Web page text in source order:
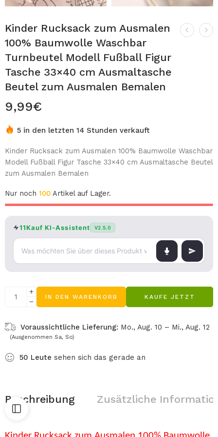
Kinder Rucksack zum Ausmalen
100% Baumwolle Waschbar
Turnbeutel Modell Fußball Figur
Tasche 33×40 cm Ausmaltasche
Beutel zum Ausmalen Bemalen
9,99€
5 in den letzten 14 Stunden verkauft
Kinder Rucksack zum Ausmalen 100% Baumwolle Waschbar
Modell Fußball Figur Tasche 33×40 cm Ausmaltasche Beutel
zum Ausmalen Bemalen
Nur noch 100 Artikel auf Lager.
11Kauf KI-Assistent V2.5.0
IN DEN WARENKORB KAUFE JETZT
Voraussichtliche Lieferung: Mo., Aug. 10 – Mi., Aug. 12
(Ausgenommen Sa, So)
50 Leute sehen sich das gerade an
Beschreibung Zusätzliche